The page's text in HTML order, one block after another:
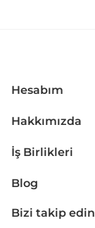
Hesabım
Hakkımızda
İş Birlikleri
Blog
Bizi takip edin